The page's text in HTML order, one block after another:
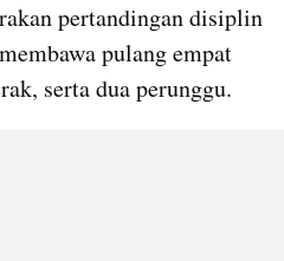
pertandingan disiplin
pulang empat
serta dua perunggu.